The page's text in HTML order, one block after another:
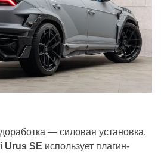
— силовая установка.
Urus SE использует плагин-